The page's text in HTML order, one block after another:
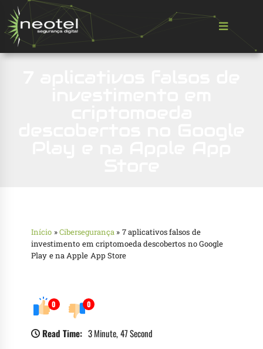
Início »Cibersegurança » 7 aplicativos falsos de
investimento em criptomoeda descobertos no Google
Play e na Apple App Store
0 0
Read Time: 3 Minute, 47 Second